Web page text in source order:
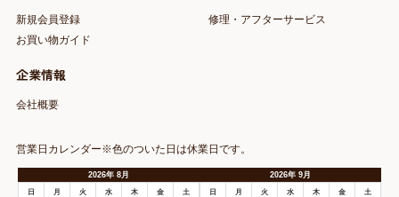
新規会員登録
お買い物ガイド
修理・アフターサービス
企業情報
会社概要
営業日カレンダー※色のついた日は休業日です。
2026年 8月
日 月 火 水 木 金 土
2026年9月
日 月 火 水 木 金 土